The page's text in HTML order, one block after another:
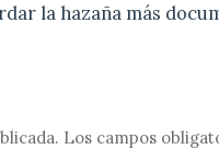
la hazaña más
Los campos